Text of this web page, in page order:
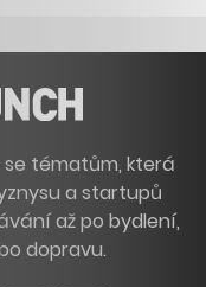
se tématům, která
a startupů
až po bydlení,
dopravu.